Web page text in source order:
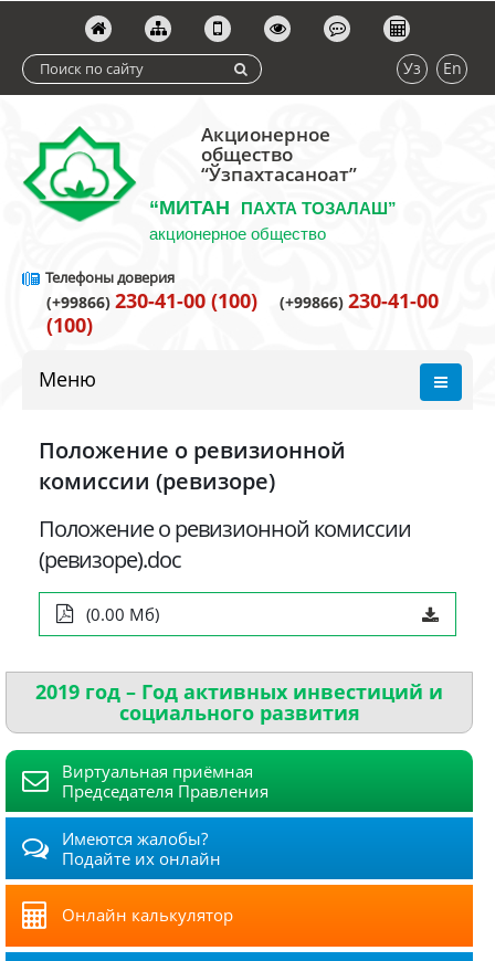
Уз En
Акционерное
общество
“Ўзпахтасаноат”
“МИТАН
ПАХТА ТОЗАЛАШ”
акционерное общество
Телефоны доверия
(+99866) 230-41-00 (100) (+99866) 230-41-00
(100)
Меню
Положение о ревизионной
комиссии (ревизоре)
Положение о ревизионной комиссии
(ревизоре).doc
(0.00 Мб)
2019 год – Год активных инвестиций и
социального развития
Виртуальная приёмная
Председателя Правления
Имеются жалобы?
Подайте их онлайн
Онлайн калькулятор